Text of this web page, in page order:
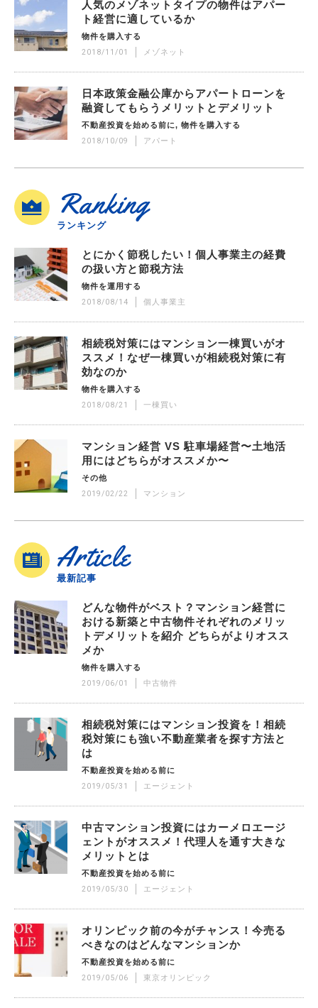
人気のメゾネットタイプの物件はアパー
ト経営に適しているか
物件を購入する
2018/11/01 メゾネット
日本政策金融公庫からアパートローンを
融資してもらうメリットとデメリット
不動産投資を始める前に 物件を購入する
2018/10/09 アパート
Ranking
ランキング
とにかく節税したい！個人事業主の経費
の扱い方と節税方法
物件を運用する
2018/08/14 個人事業主
相続税対策にはマンション一棟買いがオ
ススメ！なぜ一棟買いが相続税対策に有
効なのか
物件を購入する
2018/08/21 一棟買い
マンション経営 VS 駐車場経営〜土地活
用にはどちらがオススメか〜
その他
2019/02/22 マンション
Article
最新記事
どんな物件がベスト？マンション経営に
おける新築と中古物件それぞれのメリッ
トデメリットを紹介 どちらがよりオスス
メか
物件を購入する
2019/06/01 中古物件
相続税対策にはマンション投資を！相続
税対策にも強い不動産業者を探す方法と
は
不動産投資を始める前に
2019/05/31 エージェント
中古マンション投資にはカーメロエージ
ェントがオススメ！代理人を通す大きな
メリットとは
不動産投資を始める前に
2019/05/30 エージェント
オリンピック前の今がチャンス！今売る
べきなのはどんなマンションか
不動産投資を始める前に
2019/05/06 東京オリンピック